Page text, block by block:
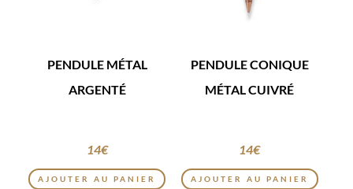
PENDULE MÉTAL
ARGENTÉ
14€
AJOUTER AU PANIER
PENDULE CONIQUE
MÉTAL CUIVRÉ
14€
AJOUTER AU PANIER